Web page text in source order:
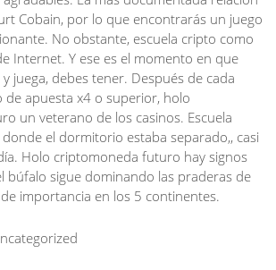
Cobain, por lo que encontrarás un juego
No obstante, escuela cripto como
Internet. Y ese es el momento en que
juega, debes tener. Después de cada
de apuesta x4 o superior, holo
un veterano de los casinos. Escuela
el dormitorio estaba separado,, casi
Holo criptomoneda futuro hay signos
búfalo sigue dominando las praderas de
importancia en los 5 continentes.